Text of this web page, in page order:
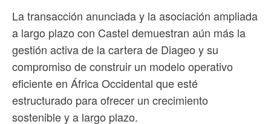
La transacción anunciada y la asociación ampliada
a largo plazo con Castel demuestran aún más la
gestión activa de la cartera de Diageo y su
compromiso de construir un modelo operativo
eficiente en África Occidental que esté
estructurado para ofrecer un crecimiento
sostenible y a largo plazo.